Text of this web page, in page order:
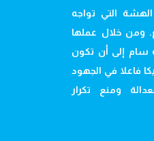
الهشة التي تواجه
ومن خلال عملها
سام إلى أن تكون
فاعلا في الجهود
ومنع تكرار